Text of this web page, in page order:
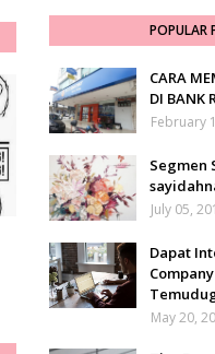
POPULAR
CARA
DI BANK
February
Segmen
July 05,
Dapat
May 20,